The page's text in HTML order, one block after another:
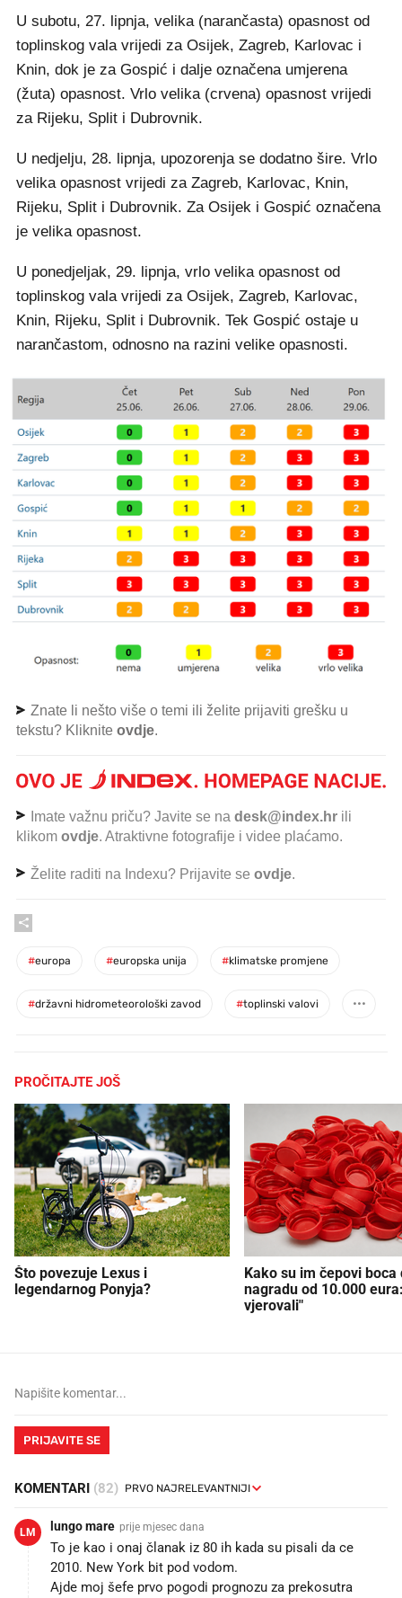
U subotu, 27. lipnja, velika (narančasta) opasnost od
toplinskog vala vrijedi za Osijek, Zagreb, Karlovac i
Knin, dok je za Gospić i dalje označena umjerena
(žuta) opasnost. Vrlo velika (crvena) opasnost vrijedi
za Rijeku, Split i Dubrovnik.
U nedjelju, 28. lipnja, upozorenja se dodatno šire. Vrlo
velika opasnost vrijedi za Zagreb, Karlovac, Knin,
Rijeku, Split i Dubrovnik. Za Osijek i Gospić označena
je velika opasnost.
U ponedjeljak, 29. lipnja, vrlo velika opasnost od
toplinskog vala vrijedi za Osijek, Zagreb, Karlovac,
Knin, Rijeku, Split i Dubrovnik. Tek Gospić ostaje u
narančastom, odnosno na razini velike opasnosti.
Znate li nešto više o temi ili želite prijaviti grešku u
tekstu? Kliknite ovdje.
Imate važnu priču? Javite se na desk@index.hr ili
klikom ovdje. Atraktivne fotografije i videe plaćamo.
Želite raditi na Indexu? Prijavite se ovdje.
#europa #europska unija #klimatske promjene
#državni hidrometeorološki zavod #toplinski valovi
PROČITAJTE JOŠ
Što povezuje Lexus i
legendarnog Ponyja?
Kako su im čepovi boca
nagradu od 10.000
vjerovali"
PRIJAVITE SE
KOMENTARI (82)
LM lungo mare prije mjesec dana
To je kao i onaj članak iz 80 ih kada su pisali da ce
2010. New York bit pod vodom.
Ajde moj šefe prvo pogodi prognozu za prekosutra